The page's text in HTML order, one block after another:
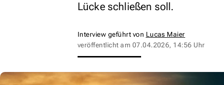
Lücke schließen soll.
Interview geführt von Lucas Maier
veröffentlicht am 07.04.2026, 14:56 Uhr